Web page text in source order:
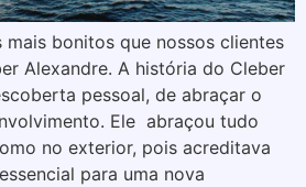
bonitos que nossos clientes
Alexandre. A história do Cleber
pessoal, de abraçar o
Ele abraçou tudo
no exterior, pois acreditava
para uma nova